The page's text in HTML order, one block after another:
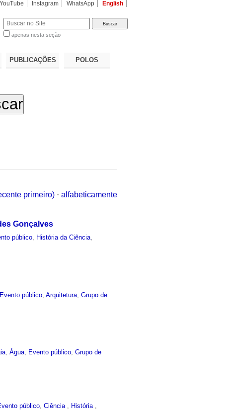
YouTube Instagram WhatsApp English
apenas nesta seção
PUBLICAÇÕES POLOS
primeiro) · alfabeticamente
Gonçalves
público História da Ciência
Evento público ,Arquitetura ,Grupo de
,Água, Evento público,Grupo de
público,Ciência , História ,